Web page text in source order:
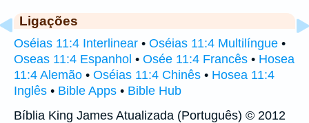
Ligações
Oséias 11:4 Interlinear • Oséias 11:4 Multilíngue •
Oseas 11:4 Espanhol • Osée 11:4 Francês • Hosea
11:4 Alemão • Oséias 11:4 Chinês • Hosea 11:4
Inglês • Bible Apps • Bible Hub
Bíblia King James Atualizada (Português) © 2012